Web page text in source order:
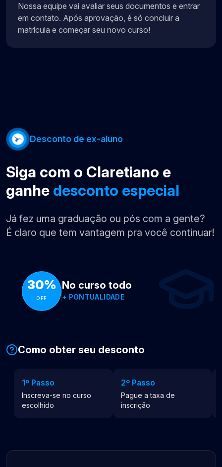
Nossa equipe vai avaliar seus documentos e entrar
em contato. Após aprovação, é só concluir a
matrícula e começar seu novo curso!
Desconto de ex-aluno
Siga com o Claretiano e
ganhe desconto especial
Já fez uma graduação ou pós com a gente?
É claro que tem vantagem pra você continuar!
30%
OFF
No curso todo
+ PONTUALIDADE
Como obter seu desconto
1º Passo
Inscreva-se no curso
escolhido
2º Passo
Pague a taxa de
inscrição